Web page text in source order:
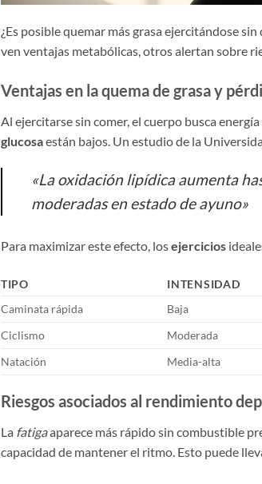
¿Es posible quemar más grasa ejercitándose
ven ventajas metabólicas, otros alertan sobre
Ventajas en la quema de grasa y
Al ejercitarse sin comer, el cuerpo busca
glucosaestán bajos. Un estudio de la
«La oxidación lipídica aumenta
moderadas en estado de ayuno»
Para maximizar este efecto, losejercicios
TIPO INTENSIDAD
Caminata rápida
Baja
Ciclismo
Moderada
Natación
Media-alta
Riesgos asociados al rendimiento
La fatigaaparece más rápido sin combustible
capacidad de mantener el ritmo. Esto puede